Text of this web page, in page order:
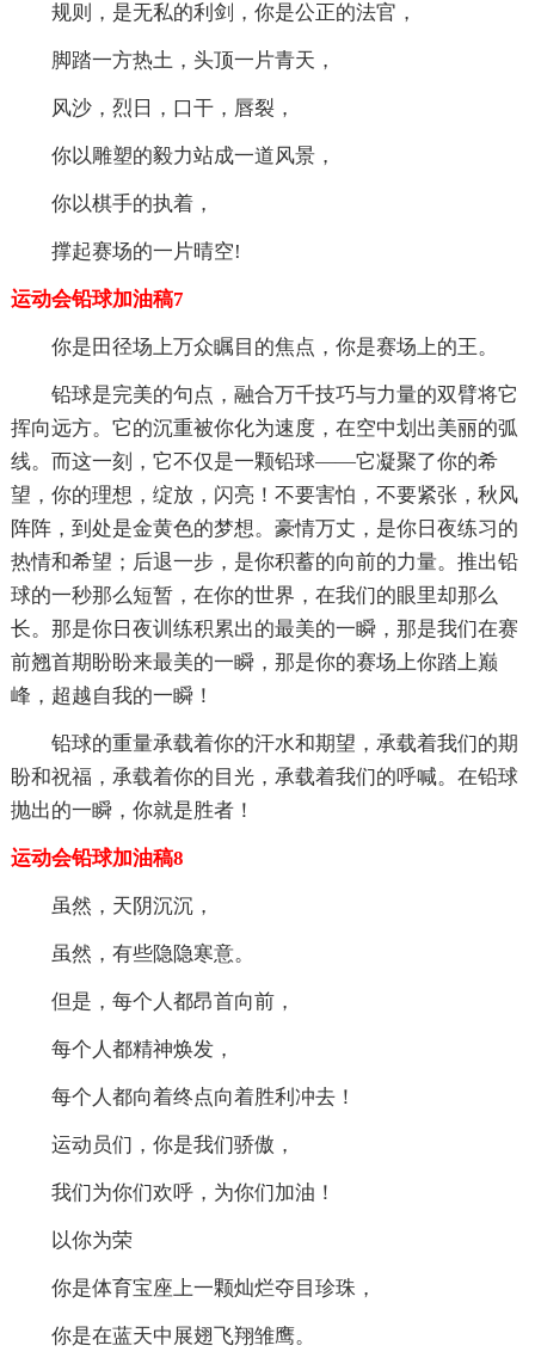
规则，是无私的利剑，你是公正的法官，
脚踏一方热土，头顶一片青天，
风沙，烈日，口干，唇裂，
你以雕塑的毅力站成一道风景，
你以棋手的执着，
撑起赛场的一片晴空!
运动会铅球加油稿7
你是田径场上万众瞩目的焦点，你是赛场上的王。
铅球是完美的句点，融合万千技巧与力量的双臂将它
挥向远方。它的沉重被你化为速度，在空中划出美丽的弧
线。而这一刻，它不仅是一颗铅球——它凝聚了你的希
望，你的理想，绽放，闪亮！不要害怕，不要紧张，秋风
阵阵，到处是金黄色的梦想。豪情万丈，是你日夜练习的
热情和希望；后退一步，是你积蓄的向前的力量。推出铅
球的一秒那么短暂，在你的世界，在我们的眼里却那么
长。那是你日夜训练积累出的最美的一瞬，那是我们在赛
前翘首期盼盼来最美的一瞬，那是你的赛场上你踏上巅
峰，超越自我的一瞬！
铅球的重量承载着你的汗水和期望，承载着我们的期
盼和祝福，承载着你的目光，承载着我们的呼喊。在铅球
抛出的一瞬，你就是胜者！
运动会铅球加油稿8
虽然，天阴沉沉，
虽然，有些隐隐寒意。
但是，每个人都昂首向前，
每个人都精神焕发，
每个人都向着终点向着胜利冲去！
运动员们，你是我们骄傲，
我们为你们欢呼，为你们加油！
以你为荣
你是体育宝座上一颗灿烂夺目珍珠，
你是在蓝天中展翅飞翔雏鹰。